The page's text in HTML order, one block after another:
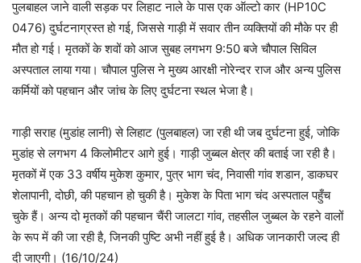
पुलबाहल जाने वाली सड़क पर लिहाट नाले के पास एक ऑल्टो कार (HP10C
0476) दुर्घटनाग्रस्त हो गई, जिससे गाड़ी में सवार तीन व्यक्तियों की मौके पर ही
मौत हो गई। मृतकों के शवों को आज सुबह लगभग 9:50 बजे चौपाल सिविल
अस्पताल लाया गया। चौपाल पुलिस ने मुख्य आरक्षी नोरेन्दर राज और अन्य पुलिस
कर्मियों को पहचान और जांच के लिए दुर्घटना स्थल भेजा है।
गाड़ी सराह (मुडांह लानी) से लिहाट (पुलबाहल) जा रही थी जब दुर्घटना हुई, जोकि
मुडांह से लगभग 4 किलोमीटर आगे हुई। गाड़ी जुब्बल क्षेत्र की बताई जा रही है।
मृतकों में एक 33 वर्षीय मुकेश कुमार, पुत्र भाग चंद, निवासी गांव शडान, डाकघर
शेलापानी, दोछी, की पहचान हो चुकी है। मुकेश के पिता भाग चंद अस्पताल पहुँच
चुके हैं। अन्य दो मृतकों की पहचान चैंरी जालटा गांव, तहसील जुब्बल के रहने वालों
के रूप में की जा रही है, जिनकी पुष्टि अभी नहीं हुई है। अधिक जानकारी जल्द ही
दी जाएगी। (16/10/24)